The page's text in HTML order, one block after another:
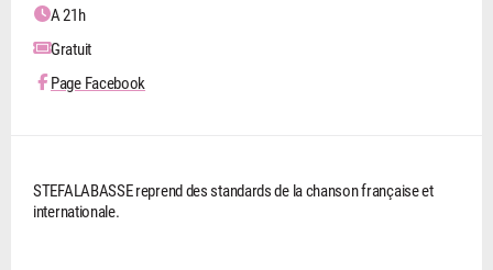
A 21h
Gratuit
Page Facebook
STEFALABASSE reprend des standards de la chanson française et
internationale.